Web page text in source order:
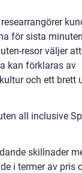
för sista
resor väljer
kan förklaras av
och ett brett
all inclusive
skillnader
i termer av pris